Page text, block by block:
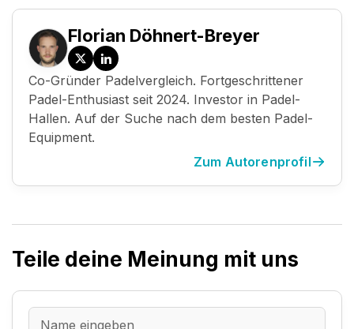
Florian Döhnert-Breyer
Twitter
/
X
LinkedIn
Co-Gründer Padelvergleich. Fortgeschrittener
Padel-Enthusiast seit 2024. Investor in Padel-
Hallen. Auf der Suche nach dem besten Padel-
Equipment.
Zum Autorenprofil
Teile deine Meinung mit uns